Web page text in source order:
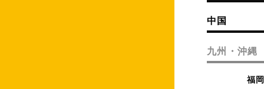
中国
九州・沖縄
福